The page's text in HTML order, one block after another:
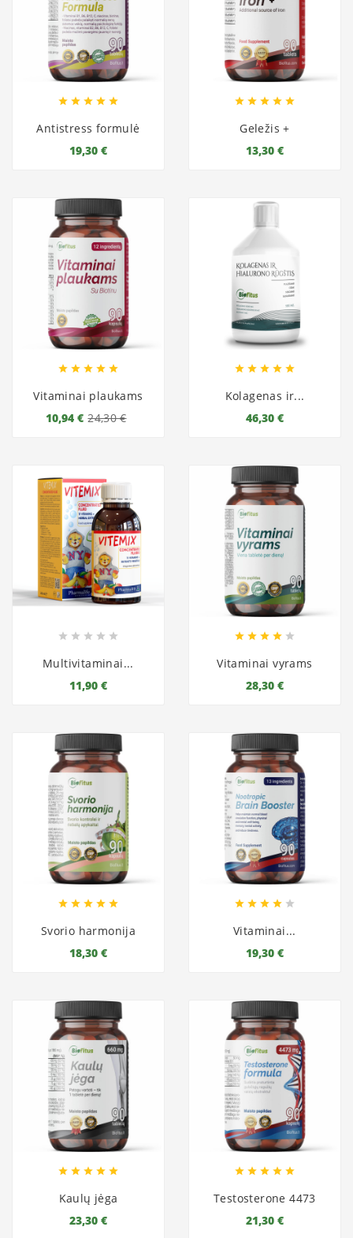
    
Antistress formulė
19,30 €
    
Geležis +
13,30 €
    
Vitaminai plaukams
10,94 € 24,30 €
    
Kolagenas ir...
46,30 €
    
Multivitaminai...
11,90 €
    
Vitaminai vyrams
28,30 €
    
Svorio harmonija
18,30 €
    
Vitaminai...
19,30 €
    
Kaulų jėga
23,30 €
    
Testosterone 4473
21,30 €